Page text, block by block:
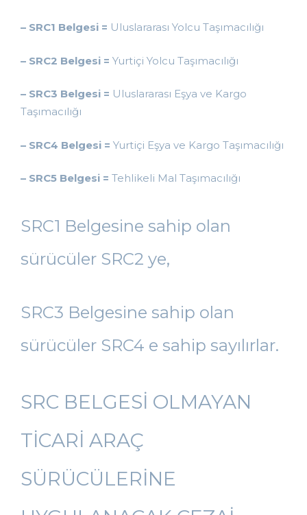
– SRC1 Belgesi = Uluslararası Yolcu Taşımacılığı
– SRC2 Belgesi = Yurtiçi Yolcu Taşımacılığı
– SRC3 Belgesi = Uluslararası Eşya ve Kargo
Taşımacılığı
– SRC4 Belgesi = Yurtiçi Eşya ve Kargo Taşımacılığı
– SRC5 Belgesi = Tehlikeli Mal Taşımacılığı
SRC1 Belgesine sahip olan
sürücüler SRC2 ye,
SRC3 Belgesine sahip olan
sürücüler SRC4 e sahip sayılırlar.
SRC BELGESİ OLMAYAN
TİCARİ ARAÇ
SÜRÜCÜLERİNE